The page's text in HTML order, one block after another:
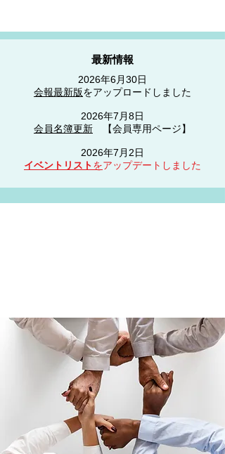
最新情報
2026年6月30日
​会報最新版をアップロードしました
2026年7月8日
​会員名簿更新 【会員専用ページ】
2026年7月2日
イベントリストをアップデートしました